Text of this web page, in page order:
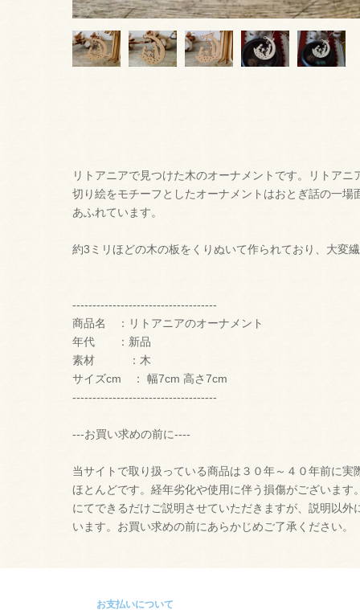
リトアニアで見つけた木のオーナメントです。リトア
切り絵をモチーフとしたオーナメントはおとぎ話の一
あふれています。
約3ミリほどの木の板をくりぬいて作られており、大変
------------------------------------
商品名 ：リトアニアのオーナメント
年代 ：新品
素材 ：木
サイズcm ： 幅7cm 高さ7cm
------------------------------------
---お買い求めの前に----
当サイトで取り扱っている商品は３０年～４０年前に
ほとんどです。経年劣化や使用に伴う損傷がございま
にてできるだけご説明させていただきますが、説明以
います。お買い求めの前にあらかじめご了承ください。
お支払いについて